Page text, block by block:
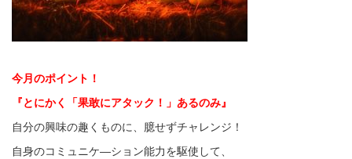
今月のポイント！
『とにかく「果敢にアタック！」あるのみ』
自分の興味の趣くものに、臆せずチャレンジ！
自身のコミュニケ―ション能力を駆使して、